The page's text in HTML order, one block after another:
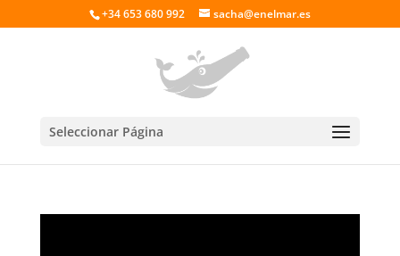
+34 653 680 992 sacha@enelmar.es
Seleccionar Página